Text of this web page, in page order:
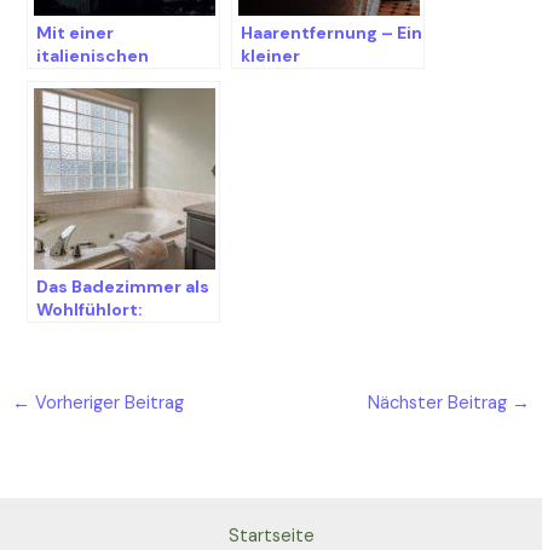
Mit einer
italienischen
guten Espresso
zubereiten
Haarentfernung – Ein
kleiner
Das Badezimmer als
Wohlfühlort:
← Vorheriger Beitrag Nächster Beitrag →
Startseite